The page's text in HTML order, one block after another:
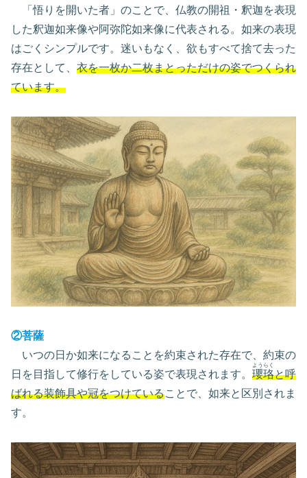
「悟りを開いた者」のことで、仏教の開祖・釈迦を表現
した釈迦如来像や阿弥陀如来像に代表される。如来の表現
はごくシンプルです。迷いもなく、欲もすべて捨て去った
存在として、 衣を一枚か二枚まとっただけの姿でつくられ
ています。
②菩薩
いつの日か如来になることを約束された存在で、約束の
日を目指して修行をしている姿で表現されます。 瓔珞
ようらく
と呼
ばれる装飾具や冠をつけていることで、如来と区別されま
す。